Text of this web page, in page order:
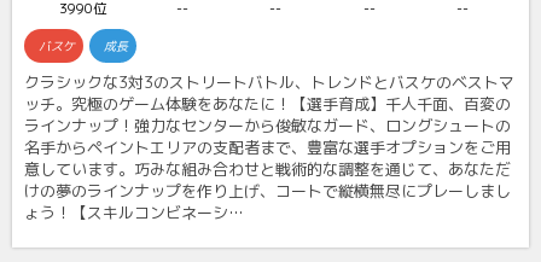
3990位
--
--
--
--
バスケ 成長
クラシックな3対3のストリートバトル、トレンドとバスケのベストマ
ッチ。究極のゲーム体験をあなたに！【選手育成】千人千面、百変の
ラインナップ！強力なセンターから俊敏なガード、ロングシュートの
名手からペイントエリアの支配者まで、豊富な選手オプションをご用
意しています。巧みな組み合わせと戦術的な調整を通じて、あなただ
けの夢のラインナップを作り上げ、コートで縦横無尽にプレーしまし
ょう！【スキルコンビネーシ…